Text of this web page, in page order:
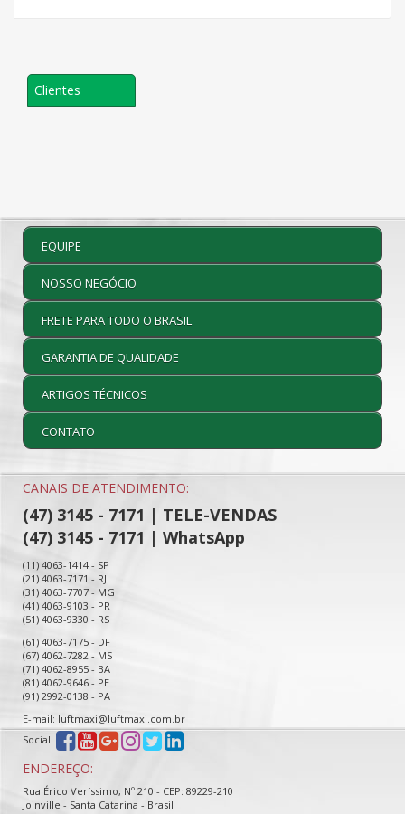
Clientes
EQUIPE
NOSSO NEGÓCIO
FRETE PARA TODO O BRASIL
GARANTIA DE QUALIDADE
ARTIGOS TÉCNICOS
CONTATO
CANAIS DE ATENDIMENTO:
(47) 3145 - 7171 | TELE-VENDAS
(47) 3145 - 7171 | WhatsApp
(11) 4063-1414 - SP
(21) 4063-7171 - RJ
(31) 4063-7707 - MG
(41) 4063-9103 - PR
(51) 4063-9330 - RS
(61) 4063-7175 - DF
(67) 4062-7282 - MS
(71) 4062-8955 - BA
(81) 4062-9646 - PE
(91) 2992-0138 - PA
E-mail: luftmaxi@luftmaxi.com.br
Social:
ENDEREÇO:
Rua Érico Veríssimo, Nº 210 - CEP: 89229-210
Joinville - Santa Catarina - Brasil